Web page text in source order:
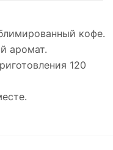
кофе.
аромат.
120